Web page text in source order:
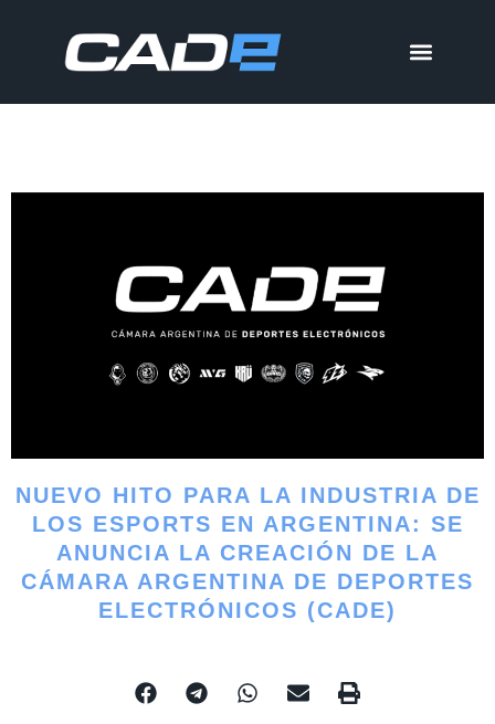
NUEVO HITO PARA LA INDUSTRIA DE
LOS ESPORTS EN ARGENTINA: SE
ANUNCIA LA CREACIÓN DE LA
CÁMARA ARGENTINA DE DEPORTES
ELECTRÓNICOS (CADE)